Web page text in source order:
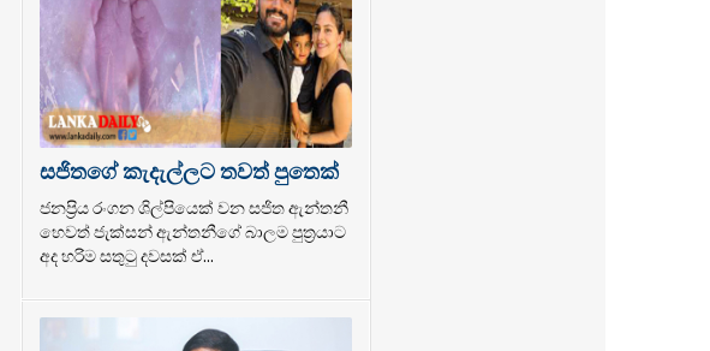
සජිතගේ කැදැල්ලට තවත් පුතෙක්
ජනප්‍රිය රංගන ශිල්පියෙක් වන සජිත ඇන්තනී
හෙවත් ජැක්සන් ඇන්තනීගේ බාලම පුත්‍රයාට
අද හරිම සතුටු දවසක් ඒ...